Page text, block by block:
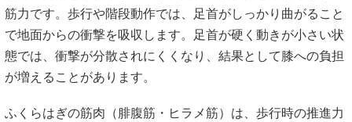
筋力です。歩行や階段動作では、足首がしっかり曲がること
で地面からの衝撃を吸収します。足首が硬く動きが小さい状
態では、衝撃が分散されにくくなり、結果として膝への負担
が増えることがあります。
ふくらはぎの筋肉（腓腹筋・ヒラメ筋）は、歩行時の推進力